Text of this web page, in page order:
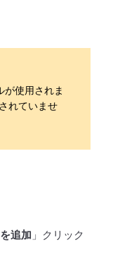
が使用されま
れていませ
追加 」クリック